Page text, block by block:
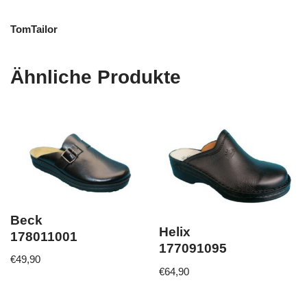
TomTailor
Ähnliche Produkte
Beck
178011001
€49,90
Helix
177091095
€64,90